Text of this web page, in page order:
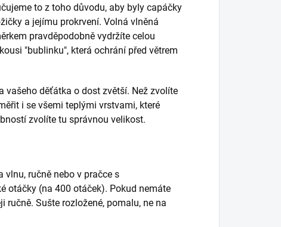
to z toho důvodu, aby byly capáčky
a jejímu prokrvení. Volná vlněná
pravděpodobně vydržíte celou
"bublinku", která ochrání před větrem
vašeho děťátka o dost zvětší. Než zvolíte
i se všemi teplými vrstvami, které
zvolíte tu správnou velikost.
vlnu, ručně nebo v pračce s
otáčky (na 400 otáček). Pokud nemáte
ručně. Sušte rozložené, pomalu, ne na